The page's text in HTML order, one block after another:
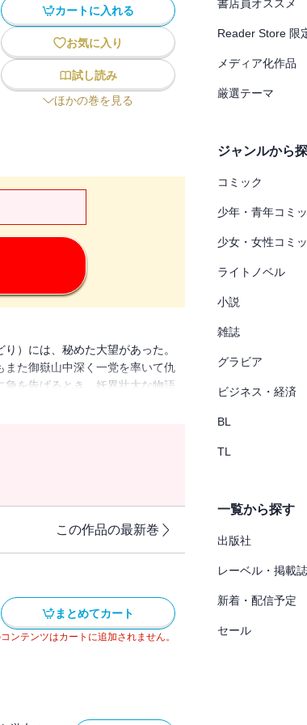
カートに入れる
お気に入り
試し読み
ほかの巻を見る
）には、秘めた大望があった。
た御嶽山中深く一党を率いて仇
を告げるとき、妖異壮大な物語
この作品の最新巻
まとめてカート
ンテンツはカートに追加されません。
書店員オススメ
Reader Store 限
メディア化作品
厳選テーマ
ジャンルから
コミック
少年・青年コミ
少女・女性コミ
ライトノベル
小説
雑誌
グラビア
ビジネス・経済
BL
TL
一覧から探す
出版社
レーベル・掲載誌
新着・配信予定
セール